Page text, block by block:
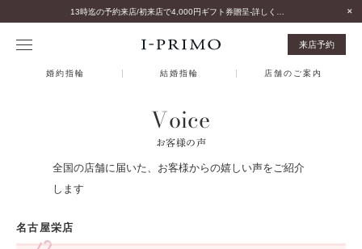
来店予約
婚約指輪 結婚指輪 店舗のご案内
Voice
お客様の声
全国の店舗に届いた、お客様からの嬉しい声をご紹介
します
名古屋栄店